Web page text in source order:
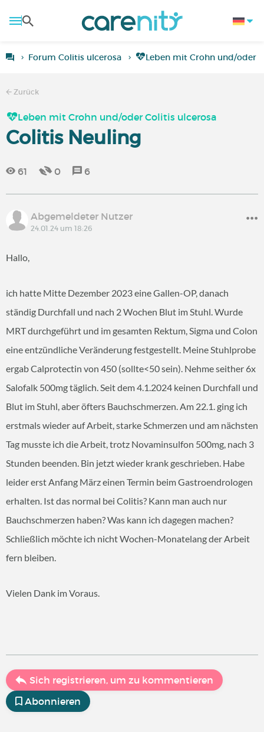
Forum Colitis ulcerosa Leben mit Crohn und/oder
Zurück
Leben mit Crohn und/oder Colitis ulcerosa
Colitis Neuling
61 0 6
Abgemeldeter Nutzer
24.01.24 um 18:26
Hallo,
ich hatte Mitte Dezember 2023 eine Gallen-OP, danach
ständig Durchfall und nach 2 Wochen Blut im Stuhl. Wurde
MRT durchgeführt und im gesamten Rektum, Sigma und Colon
eine entzündliche Veränderung festgestellt. Meine Stuhlprobe
ergab Calprotectin von 450 (sollte<50 sein). Nehme seither 6x
Salofalk 500mg täglich. Seit dem 4.1.2024 keinen Durchfall und
Blut im Stuhl, aber öfters Bauchschmerzen. Am 22.1. ging ich
erstmals wieder auf Arbeit, starke Schmerzen und am nächsten
Tag musste ich die Arbeit, trotz Novaminsulfon 500mg, nach 3
Stunden beenden. Bin jetzt wieder krank geschrieben. Habe
leider erst Anfang März einen Termin beim Gastroendrologen
erhalten. Ist das normal bei Colitis? Kann man auch nur
Bauchschmerzen haben? Was kann ich dagegen machen?
Schließlich möchte ich nicht Wochen-Monatelang der Arbeit
fern bleiben.
Vielen Dank im Voraus.
Sich registrieren, um zu kommentieren
Abonnieren